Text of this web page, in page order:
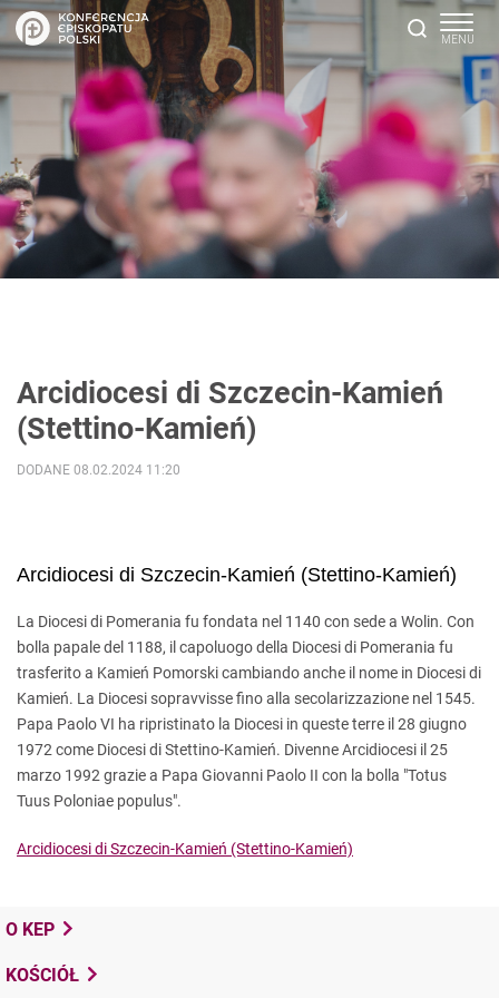
Arcidiocesi di Szczecin-Kamień
(Stettino-Kamień)
DODANE 08.02.2024 11:20
Arcidiocesi di Szczecin-Kamień (Stettino-Kamień)
La Diocesi di Pomerania fu fondata nel 1140 con sede a Wolin. Con
bolla papale del 1188, il capoluogo della Diocesi di Pomerania fu
trasferito a Kamień Pomorski cambiando anche il nome in Diocesi di
Kamień. La Diocesi sopravvisse fino alla secolarizzazione nel 1545.
Papa Paolo VI ha ripristinato la Diocesi in queste terre il 28 giugno
1972 come Diocesi di Stettino-Kamień. Divenne Arcidiocesi il 25
marzo 1992 grazie a Papa Giovanni Paolo II con la bolla "Totus
Tuus Poloniae populus".
Arcidiocesi di Szczecin-Kamień (Stettino-Kamień)
O KEP
KOŚCIÓŁ